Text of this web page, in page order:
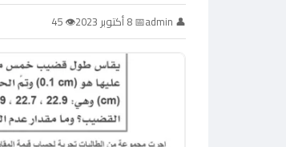
👤 admin 📅 8 أكتوبر 2023 👁 45